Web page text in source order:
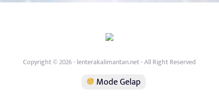
Copyright © 2026 - lenterakalimantan.net - All Right Reserved
Mode Gelap